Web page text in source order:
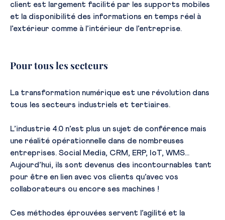
client est largement facilité par les supports mobiles
et la disponibilité des informations en temps réel à
l’extérieur comme à l’intérieur de l’entreprise.
Pour tous les secteurs
La transformation numérique est une révolution dans
tous les secteurs industriels et tertiaires.
L’industrie 4.0 n’est plus un sujet de conférence mais
une réalité opérationnelle dans de nombreuses
entreprises. Social Media, CRM, ERP, IoT, WMS…
Aujourd’hui, ils sont devenus des incontournables tant
pour être en lien avec vos clients qu’avec vos
collaborateurs ou encore ses machines !
Ces méthodes éprouvées servent l’agilité et la